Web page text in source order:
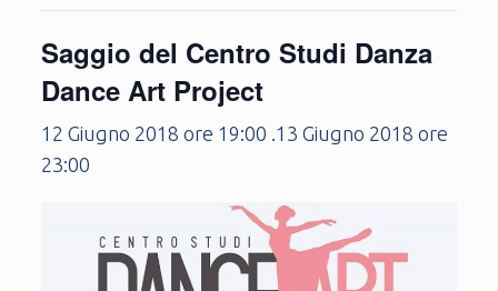
Saggio del Centro Studi Danza
Dance Art Project
12 Giugno 2018 ore 19:00 .13 Giugno 2018 ore
23:00